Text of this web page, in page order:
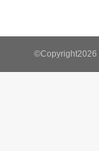
©Copyright2026